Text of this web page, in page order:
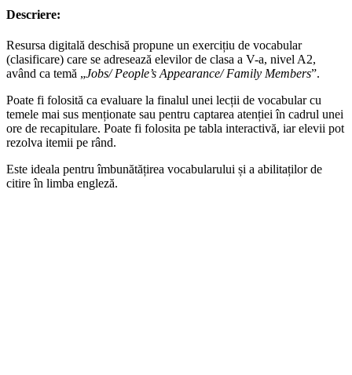
Descriere:
Resursa digitală deschisă propune un exercițiu de vocabular
(clasificare) care se adresează elevilor de clasa a V-a, nivel A2,
având ca temă „Jobs/ People’s Appearance/ Family Members”.
Poate fi folosită ca evaluare la finalul unei lecții de vocabular cu
temele mai sus menționate sau pentru captarea atenției în cadrul unei
ore de recapitulare. Poate fi folosita pe tabla interactivă, iar elevii pot
rezolva itemii pe rând.
Este ideala pentru îmbunătățirea vocabularului și a abilitaților de
citire în limba engleză.